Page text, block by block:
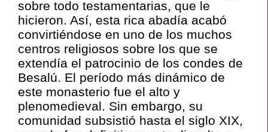
sobre todo testamentarias, que le
hicieron. Así, esta rica abadía acabó
convirtiéndose en uno de los muchos
centros religiosos sobre los que se
extendía el patrocinio de los condes de
Besalú. El período más dinámico de
este monasterio fue el alto y
plenomedieval. Sin embargo, su
comunidad subsistió hasta el siglo XIX,